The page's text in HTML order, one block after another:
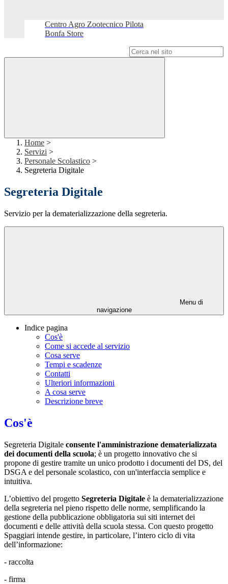
Centro Agro Zootecnico Pilota
Bonfa Store
Home >
Servizi >
Personale Scolastico >
Segreteria Digitale
Segreteria Digitale
Servizio per la dematerializzazione della segreteria.
Menu di
navigazione
Indice pagina
Cos'è
Come si accede al servizio
Cosa serve
Tempi e scadenze
Contatti
Ulteriori informazioni
A cosa serve
Descrizione breve
Cos'è
Segreteria Digitale consente l'amministrazione dematerializzata
dei documenti della scuola; è un progetto innovativo che si
propone di gestire tramite un unico prodotto i documenti del DS, del
DSGA e del personale scolastico, con un'interfaccia semplice e
intuitiva.
L’obiettivo del progetto Segreteria Digitale è la dematerializzazione
della segreteria nel pieno rispetto delle norme, semplificando la
gestione della pubblicazione obbligatoria sui siti internet dei
documenti e delle attività della scuola stessa. Con questo progetto
Spaggiari intende gestire, in particolare, l’intero ciclo di vita
dell’informazione:
- raccolta
- firma